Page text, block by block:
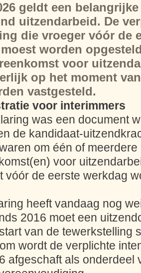
geldt een
uitzendarbeid. De
die vroeger vóór de
worden
voor
op het moment
vastgesteld.
voor interimmers
was een document
de kandidaat-
om één of meerdere
voor
vóór de eerste werkdag
heeft vandaag nog
2016 moet een
van de tewerkstelling
wordt de verplichte
afgeschaft als onderdeel